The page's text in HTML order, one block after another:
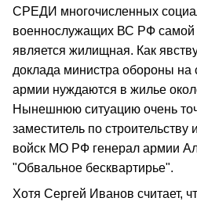
СРЕДИ многочисленных
военнослужащих ВС РФ самой
является жилищная. Как
доклада министра обороны на
армии нуждаются в жилье
Нынешнюю ситуацию очень
заместитель по
войск МО РФ генерал армии
"Обвальное бесквартирье".
Хотя Сергей Иванов считает,